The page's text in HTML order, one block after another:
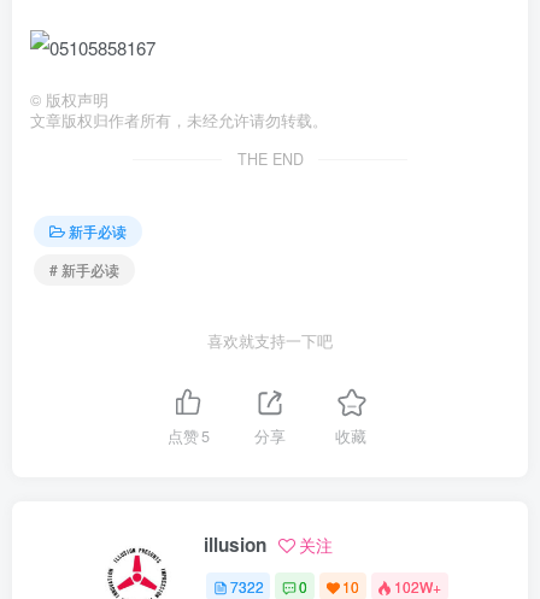
© 版权声明
文章版权归作者所有，未经允许请勿转载。
THE END
新手必读
# 新手必读
喜欢就支持一下吧
点赞5 分享 收藏
illusion 关注
7322 0 10 102W+